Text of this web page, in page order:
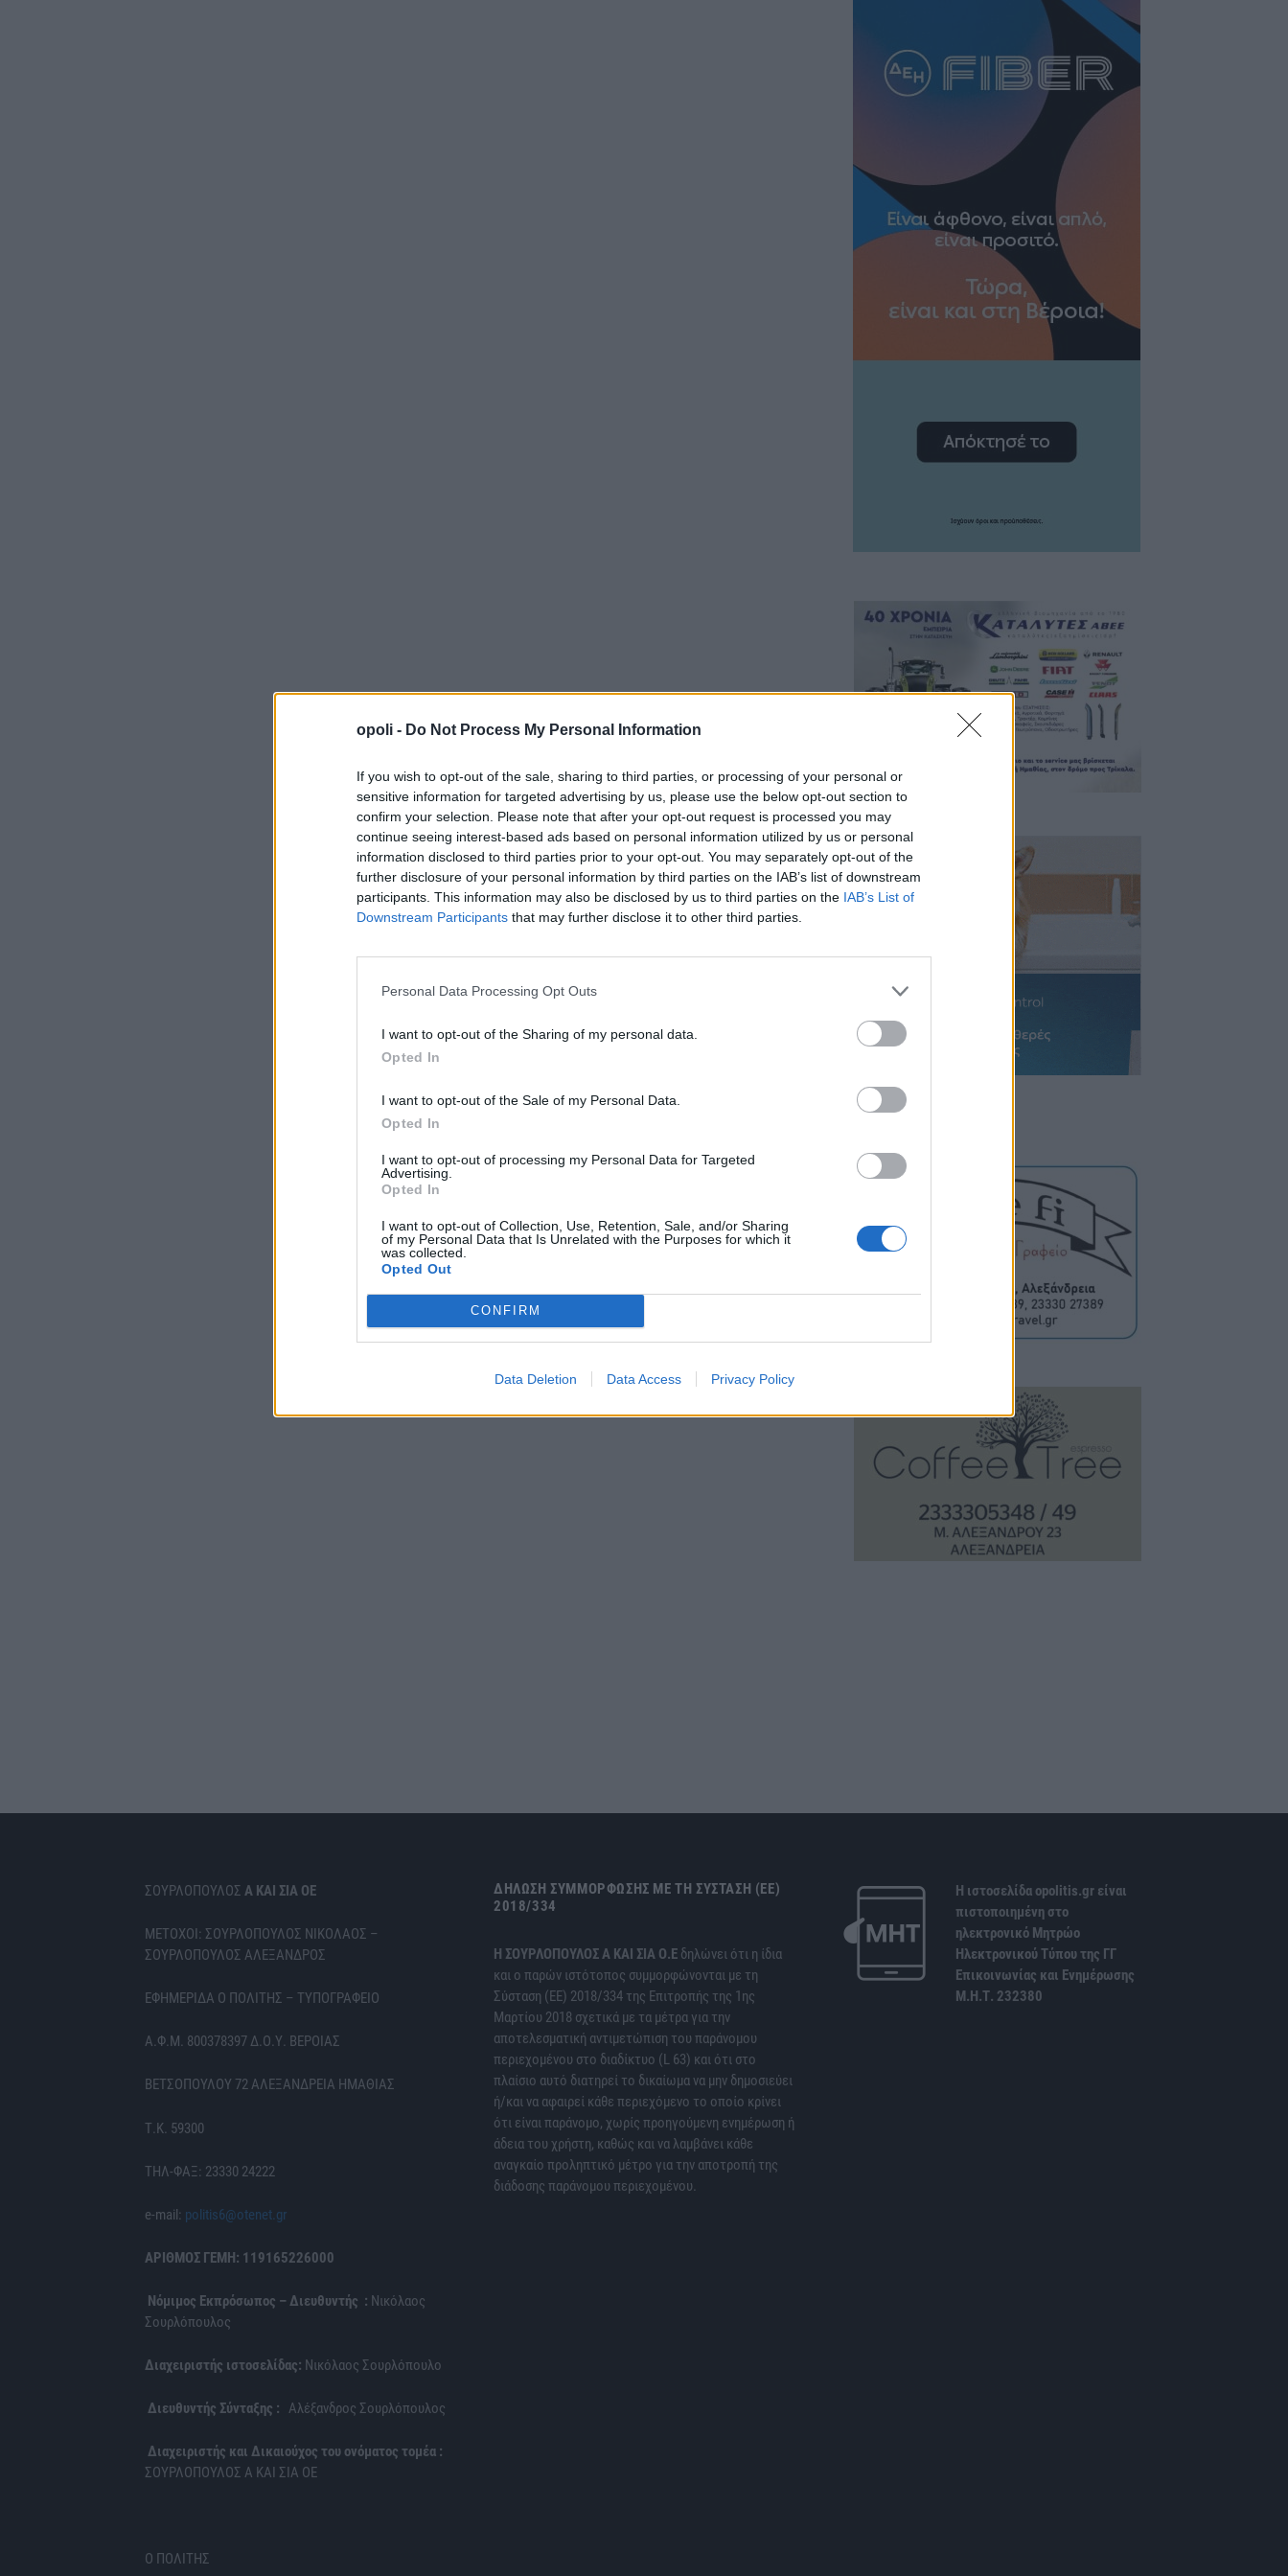
opoli - Do Not Process My Personal Information
If you wish to opt-out of the sale, sharing to third parties, or processing of your personal or
sensitive information for targeted advertising by us, please use the below opt-out section to
confirm your selection. Please note that after your opt-out request is processed you may
continue seeing interest-based ads based on personal information utilized by us or personal
information disclosed to third parties prior to your opt-out. You may separately opt-out of the
further disclosure of your personal information by third parties on the IAB’s list of downstream
participants. This information may also be disclosed by us to third parties on the IAB’s List of
Downstream Participants that may further disclose it to other third parties.
Personal Data Processing Opt Outs
I want to opt-out of the Sharing of my personal data.
Opted In
I want to opt-out of the Sale of my Personal Data.
Opted In
I want to opt-out of processing my Personal Data for Targeted
Advertising.
Opted In
I want to opt-out of Collection, Use, Retention, Sale, and/or Sharing
of my Personal Data that Is Unrelated with the Purposes for which it
was collected.
Opted Out
CONFIRM
Data Deletion Data Access Privacy Policy
ΣΟΥΡΛΟΠΟΥΛΟΣ Α ΚΑΙ ΣΙΑ ΟΕ
ΜΕΤΟΧΟΙ: ΣΟΥΡΛΟΠΟΥΛΟΣ ΝΙΚΟΛΑΟΣ –
ΣΟΥΡΛΟΠΟΥΛΟΣ ΑΛΕΞΑΝΔΡΟΣ
ΕΦΗΜΕΡΙΔΑ Ο ΠΟΛΙΤΗΣ – ΤΥΠΟΓΡΑΦΕΙΟ
Α.Φ.Μ. 800378397 Δ.Ο.Υ. ΒΕΡΟΙΑΣ
ΒΕΤΣΟΠΟΥΛΟΥ 72 ΑΛΕΞΑΝΔΡΕΙΑ ΗΜΑΘΙΑΣ
Τ.Κ. 59300
ΤΗΛ-ΦΑΞ: 23330 24222
e-mail: politis6@otenet.gr
ΑΡΙΘΜΟΣ ΓΕΜΗ: 119165226000
Νόμιμος Εκπρόσωπος – Διευθυντής : Νικόλαος
Σουρλόπουλος
Διαχειριστής ιστοσελίδας: Νικόλαος Σουρλόπουλο
Διευθυντής Σύνταξης : Αλέξανδρος Σουρλόπουλος
Διαχειριστής και Δικαιούχος του ονόματος τομέα :
ΣΟΥΡΛΟΠΟΥΛΟΣ Α ΚΑΙ ΣΙΑ ΟΕ
Ο ΠΟΛΙΤΗΣ
ΔΉΛΩΣΗ ΣΥΜΜΌΡΦΩΣΗΣ ΜΕ ΤΗ ΣΎΣΤΑΣΗ (ΕΕ)
2018/334
H ΣΟΥΡΛΟΠΟΥΛΟΣ Α ΚΑΙ ΣΙΑ Ο.Ε δηλώνει ότι η ίδια
και ο παρών ιστότοπος συμμορφώνονται με τη
Σύσταση (ΕΕ) 2018/334 της Επιτροπής της 1ης
Μαρτίου 2018 σχετικά με τα μέτρα για την
αποτελεσματική αντιμετώπιση του παράνομου
περιεχομένου στο διαδίκτυο (L 63) και ότι στο
πλαίσιο αυτό διατηρεί το δικαίωμα να μην δημοσιεύει
ή/και να αφαιρεί κάθε περιεχόμενο το οποίο κρίνει
ότι είναι παράνομο, χωρίς προηγούμενη ενημέρωση ή
άδεια του χρήστη, καθώς και να λαμβάνει κάθε
αναγκαίο προληπτικό μέτρο για την αποτροπή της
διάδοσης παράνομου περιεχομένου.
Η ιστοσελίδα opolitis.gr είναι
πιστοποιημένη στο
ηλεκτρονικό Μητρώο
Ηλεκτρονικού Τύπου της ΓΓ
Επικοινωνίας και Ενημέρωσης
Μ.Η.Τ. 232380